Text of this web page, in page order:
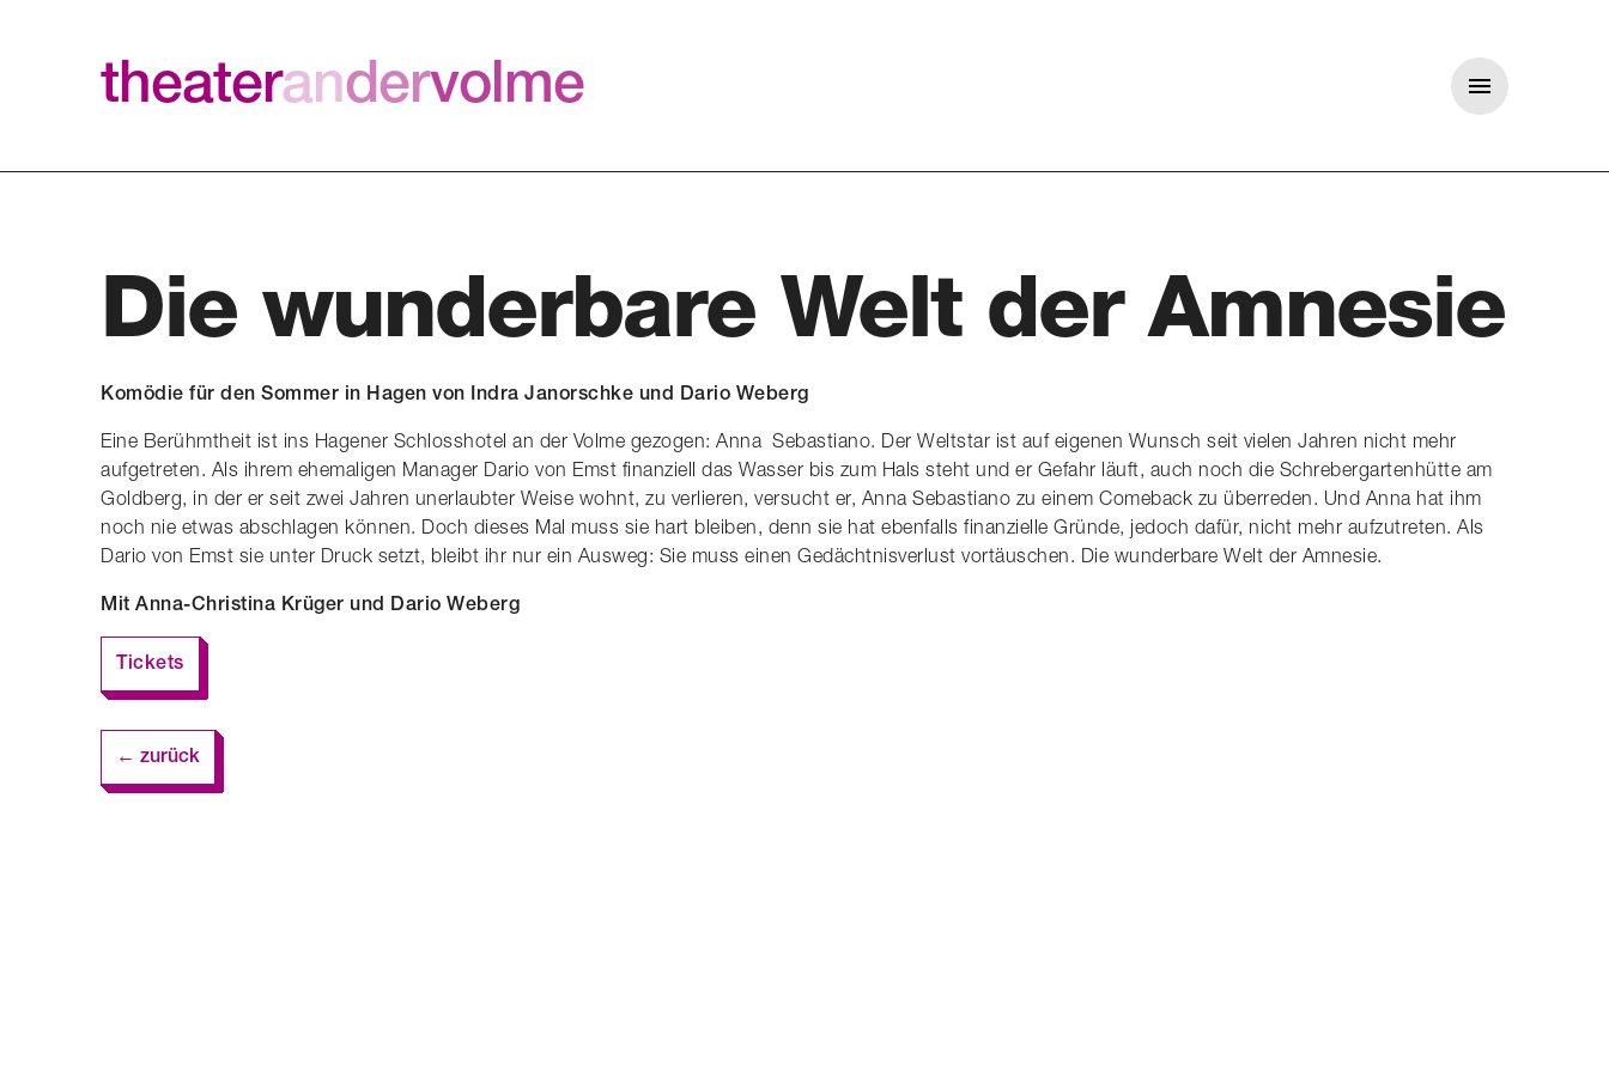
theaterandervolme Menü
Die wunderbare Welt der Amnesie
Komödie für den Sommer in Hagen von Indra Janorschke und Dario Weberg
Eine Berühmtheit ist ins Hagener Schlosshotel an der Volme gezogen: Anna Sebastiano. Der Weltstar ist auf eigenen Wunsch seit vielen Jahren nicht mehr
aufgetreten. Als ihrem ehemaligen Manager Dario von Emst finanziell das Wasser bis zum Hals steht und er Gefahr läuft, auch noch die Schrebergartenhütte am
Goldberg, in der er seit zwei Jahren unerlaubter Weise wohnt, zu verlieren, versucht er, Anna Sebastiano zu einem Comeback zu überreden. Und Anna hat ihm
noch nie etwas abschlagen können. Doch dieses Mal muss sie hart bleiben, denn sie hat ebenfalls finanzielle Gründe, jedoch dafür, nicht mehr aufzutreten. Als
Dario von Emst sie unter Druck setzt, bleibt ihr nur ein Ausweg: Sie muss einen Gedächtnisverlust vortäuschen. Die wunderbare Welt der Amnesie.
Mit Anna-Christina Krüger und Dario Weberg
Tickets
← zurück